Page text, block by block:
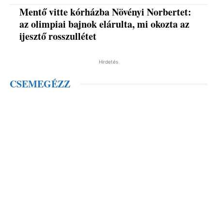
Mentő vitte kórházba Növényi Norbertet:
az olimpiai bajnok elárulta, mi okozta az
ijesztő rosszullétet
Hirdetés
CSEMEGÉZZ